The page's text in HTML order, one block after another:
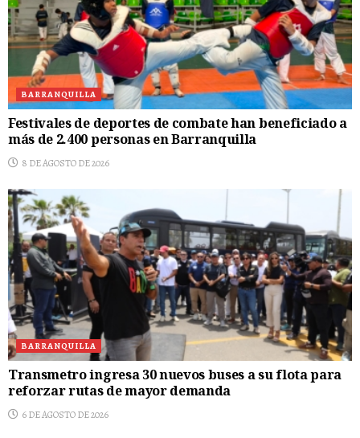
BARRANQUILLA
Festivales de deportes de combate han beneficiado a
más de 2.400 personas en Barranquilla
8 DE AGOSTO DE 2026
BARRANQUILLA
Transmetro ingresa 30 nuevos buses a su flota para
reforzar rutas de mayor demanda
6 DE AGOSTO DE 2026